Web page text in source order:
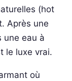
(hot
Après une
une eau à
le luxe vrai.
où